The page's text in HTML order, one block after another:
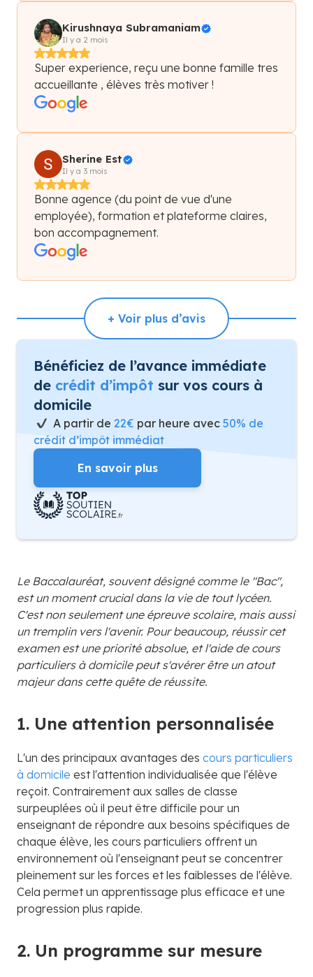
Kirushnaya Subramaniam
Il y a 2 mois
Super experience, reçu une bonne famille tres
accueillante , élèves très motiver !
Sherine Est
Il y a 3 mois
Bonne agence (du point de vue d'une
employée), formation et plateforme claires,
bon accompagnement.
+ Voir plus d’avis
Bénéficiez de l’avance immédiate
de crédit d’impôt sur vos cours à
domicile
A partir de 22€ par heure avec 50% de
crédit d’impôt immédiat
En savoir plus
Le Baccalauréat, souvent désigné comme le "Bac",
est un moment crucial dans la vie de tout lycéen.
C'est non seulement une épreuve scolaire, mais aussi
un tremplin vers l'avenir. Pour beaucoup, réussir cet
examen est une priorité absolue, et l'aide de cours
particuliers à domicile peut s'avérer être un atout
majeur dans cette quête de réussite.
1. Une attention personnalisée
L'un des principaux avantages des cours particuliers
à domicile est l'attention individualisée que l'élève
reçoit. Contrairement aux salles de classe
surpeuplées où il peut être difficile pour un
enseignant de répondre aux besoins spécifiques de
chaque élève, les cours particuliers offrent un
environnement où l'enseignant peut se concentrer
pleinement sur les forces et les faiblesses de l'élève.
Cela permet un apprentissage plus efficace et une
progression plus rapide.
2. Un programme sur mesure